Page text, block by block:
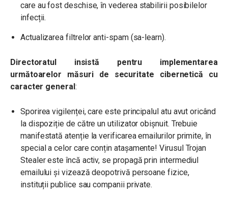
care au fost deschise, în vederea stabilirii posibilelor
infecții.
Actualizarea filtrelor anti-spam (sa-learn).
Directoratul insistă pentru implementarea
următoarelor măsuri de securitate cibernetică cu
caracter general:
Sporirea vigilenței, care este principalul atu avut oricând
la dispoziție de către un utilizator obișnuit. Trebuie
manifestată atenție la verificarea emailurilor primite, în
special a celor care conțin atașamente! Virusul Trojan
Stealer este încă activ, se propagă prin intermediul
emailului și vizează deopotrivă persoane fizice,
instituții publice sau companii private.